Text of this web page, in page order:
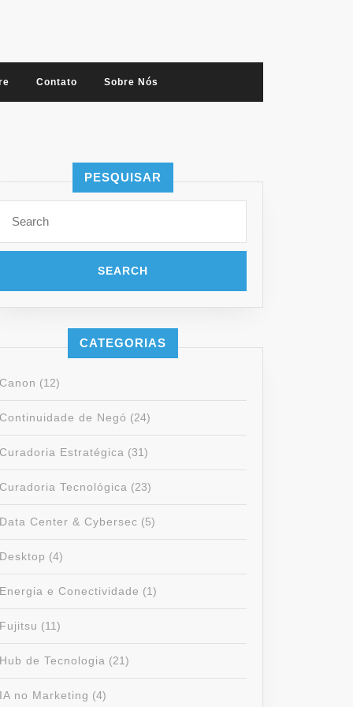
Contato Sobre Nós
PESQUISAR
for:
CATEGORIAS
Canon (12)
Continuidade de Negó (24)
Curadoria Estratégica (31)
Curadoria Tecnológica (23)
Data Center & Cybersec (5)
Desktop (4)
Energia e Conectividade (1)
Fujitsu (11)
Hub de Tecnologia (21)
IA no Marketing (4)